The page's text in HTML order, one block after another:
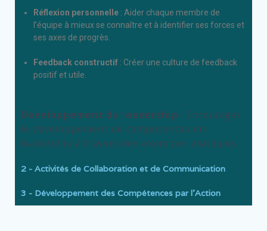
Réflexion personnelle : Aider chaque membre de
l’équipe à mieux se connaître et à identifier ses forces et
ses axes de progrès.
Feedback constructif : Créer une culture de feedback
positif et utile.
Développement du leadership : Encourager
le développement de compétences en
leadership à travers des exercices pratiques.
2 - Activités de Collaboration et de Communication
3 - Développement des Compétences par l'Action